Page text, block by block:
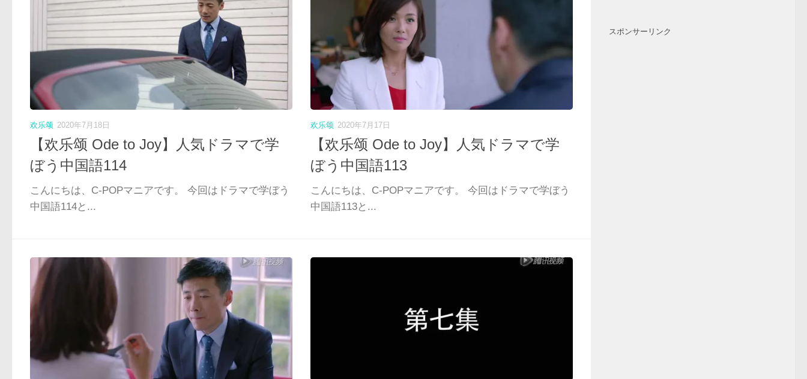
欢乐颂 2020年7月18日
【欢乐颂 Ode to Joy】人気ドラマで学
ぼう中国語114
こんにちは、C-POPマニアです。 今回はドラマで学ぼう
中国語114と...
欢乐颂 2020年7月17日
【欢乐颂 Ode to Joy】人気ドラマで学
ぼう中国語113
こんにちは、C-POPマニアです。 今回はドラマで学ぼう
中国語113と...
スポンサーリンク